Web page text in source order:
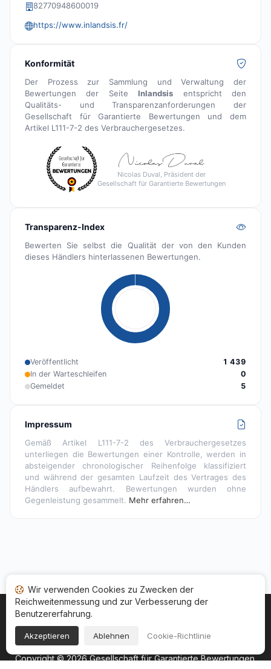
82770948600019
https://www.inlandsis.fr/
Konformität
Der Prozess zur Sammlung und Verwaltung der
Bewertungen der SeiteInlandsis entspricht den
Qualitäts- und Transparenzanforderungen der
Gesellschaft für Garantierte Bewertungen und dem
Artikel L111-7-2 des Verbrauchergesetzes.
Nicolas Duval, Präsident der
Gesellschaft für Garantierte Bewertungen
Transparenz-Index
Bewerten Sie selbst die Qualität der von den Kunden
dieses Händlers hinterlassenen Bewertungen.
Veröffentlicht
1 439
In der Warteschleifen
0
Gemeldet
5
Impressum
Gemäß Artikel L111-7-2 des Verbrauchergesetzes
unterliegen die Bewertungen einer Kontrolle, werden in
absteigender chronologischer Reihenfolge klassifiziert
und während der gesamten Laufzeit des Vertrages des
Händlers aufbewahrt. Bewertungen wurden ohne
Gegenleistung gesammelt. Mehr erfahren…
Startseite Ihr Bewertungsstatus
Allgemeine Nutzungsbedingugen
Rechtshinweise
Copyright © 2026Gesellschaft für Garantierte Bewertungen.
Wir verwenden Cookies zu Zwecken der
Reichweitenmessung und zur Verbesserung der
Benutzererfahrung.
Akzeptieren Ablehnen Cookie-Richtlinie